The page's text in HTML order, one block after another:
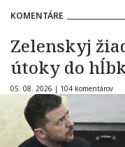
KOMENTÁRE
Zelenskyj
útoky do
05. 08. 2026 | 104 komentárov